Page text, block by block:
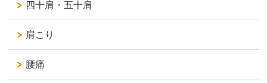
四十肩・五十肩
肩こり
腰痛